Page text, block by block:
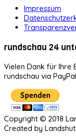
Impressum
rundschau 24
Vielen Dank für Ihre
rundschau via
Copyright © 2018
Created by